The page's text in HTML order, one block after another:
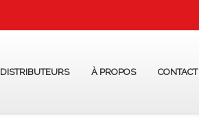
DISTRIBUTEURS À PROPOS CONTACT